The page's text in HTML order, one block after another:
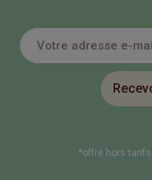
*offre hors